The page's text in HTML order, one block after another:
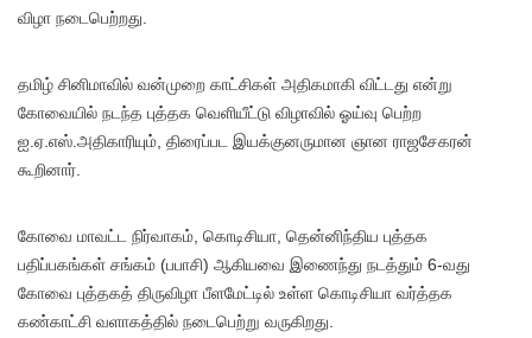
விழா நடைபெற்றது.
தமிழ் சினிமாவில் வன்முறை காட்சிகள் அதிகமாகி விட்டது என்று
கோவையில் நடந்த புத்தக வெளியீட்டு விழாவில் ஓய்வு பெற்ற
ஐ.ஏ.எஸ்.அதிகாரியும், திரைப்பட இயக்குனருமான ஞான ராஜசேகரன்
கூறினார்.
கோவை மாவட்ட நிர்வாகம், கொடிசியா, தென்னிந்திய புத்தக
பதிப்பகங்கள் சங்கம் (பபாசி) ஆகியவை இணைந்து நடத்தும் 6-வது
கோவை புத்தகத் திருவிழா பீளமேட்டில் உள்ள கொடிசியா வர்த்தக
கண்காட்சி வளாகத்தில் நடைபெற்று வருகிறது.